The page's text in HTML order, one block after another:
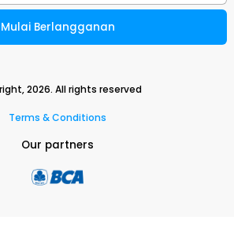
Mulai Berlangganan
2026. All rights reserved
Terms & Conditions
Our partners